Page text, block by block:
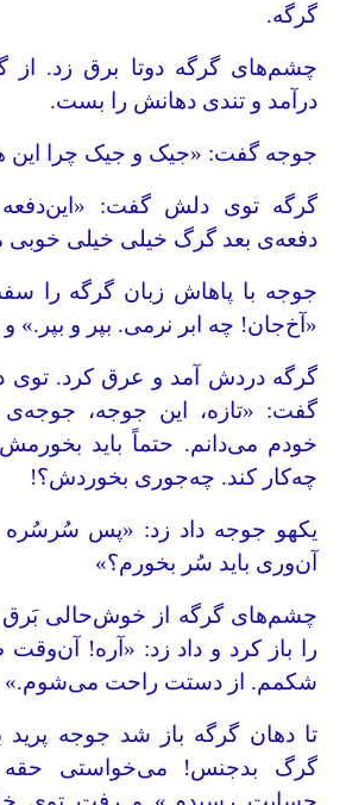
گرگه.
چشم‌های گرگه دوتا برق زد.
درآمد و تندی دهانش را بست.
جوجه گفت: «جیک و جیک چرا این
گرگه توی دلش گفت: «این‌دفعه
دفعه‌ی بعد گرگ خیلی خیلی
جوجه با پاهاش زبان گرگه را
«آخ‌جان! چه ابر نرمی. بپر و بپر.»
گرگه دردش آمد و عرق کرد. توی
گفت: «تازه، این جوجه‌،
خودم می‌دانم. حتماً باید
چه‌کار کند. چه‌جوری بخوردش؟!
یکهو جوجه داد زد: «پس
آن‌وری باید سُر بخورم؟»
چشم‌های گرگه از خوش‌حالی بَرق
را باز کرد و داد زد: «آره!
شکمم. از دستت راحت می‌شوم.»
تا دهان گرگه باز شد جوجه‌
گرگ بدجنس! می‌خواستی حقه